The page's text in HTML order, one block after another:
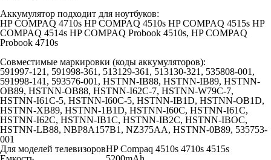
Аккумулятор подходит для ноутбуков:
HP COMPAQ 4710s HP COMPAQ 4510s HP COMPAQ 4515s HP
COMPAQ 4514s HP COMPAQ Probook 4510s, HP COMPAQ
Probook 4710s
Совместимые маркировки (коды аккумуляторов):
591997-121, 591998-361, 513129-361, 513130-321, 535808-001,
591998-141, 593576-001, HSTNN-IB88, HSTNN-IB89, HSTNN-
OB89, HSTNN-OB88, HSTNN-I62C-7, HSTNN-W79C-7,
HSTNN-I61C-5, HSTNN-I60C-5, HSTNN-IB1D, HSTNN-OB1D,
HSTNN-XB89, HSTNN-1B1D, HSTNN-I60C, HSTNN-I61C,
HSTNN-I62C, HSTNN-IB1C, HSTNN-IB2C, HSTNN-IBOC,
HSTNN-LB88, NBP8A157B1, NZ375AA, HSTNN-0B89, 535753-
001
Для моделей телевизоровHP Compaq 4510s 4710s 4515s